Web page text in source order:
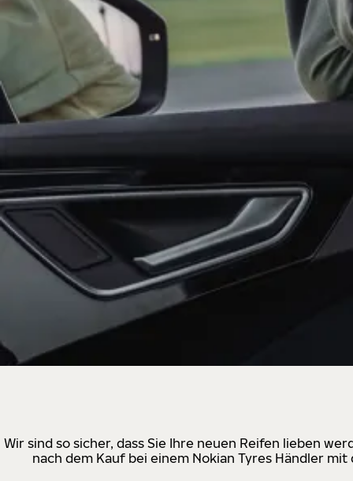
Wir sind so sicher, dass Sie Ihre neuen Reifen lieben
nach dem Kauf bei einem Nokian Tyres Händler